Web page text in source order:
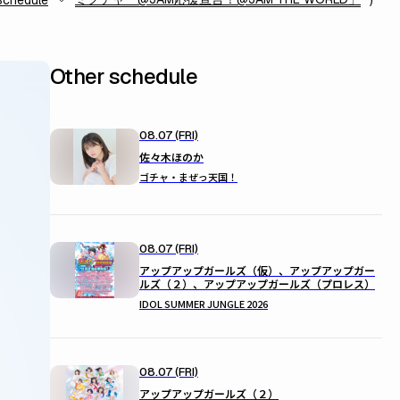
Other schedule
08.07 (FRI)
佐々木ほのか
ゴチャ・まぜっ天国！
08.07 (FRI)
アップアップガールズ（仮）、アップアップガー
ルズ（２）、アップアップガールズ（プロレス）
IDOL SUMMER JUNGLE 2026
08.07 (FRI)
アップアップガールズ（２）